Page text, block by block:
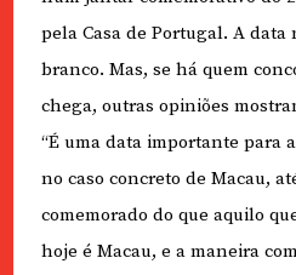
pela Casa de Portugal. A data
branco. Mas, se há quem
chega, outras opiniões
“É uma data importante para
no caso concreto de Macau,
comemorado do que aquilo
hoje é Macau, e a maneira